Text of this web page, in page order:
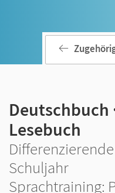
Deutschbuch
Lesebuch
Differenzierende
Schuljahr
Sprachtraining: